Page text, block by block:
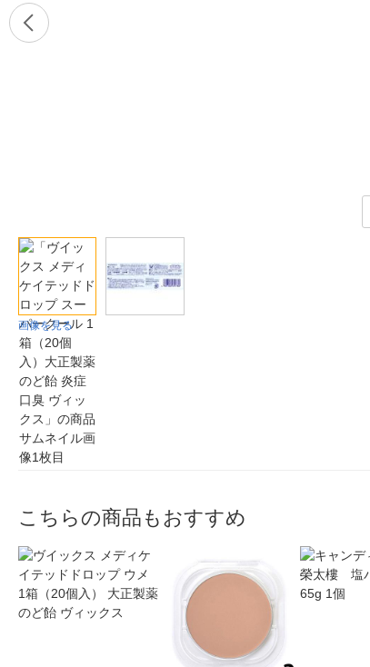
画像を見る
こちらの商品もおすすめ